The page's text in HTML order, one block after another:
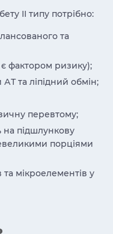
ІІ типу потрібно:
та
фактором ризику);
та ліпідний обмін;
перевтому;
підшлункову
порціями
та мікроелементів у